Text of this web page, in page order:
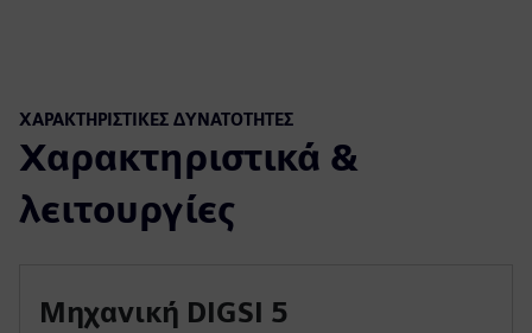
ΧΑΡΑΚΤΗΡΙΣΤΙΚΈΣ ΔΥΝΑΤΌΤΗΤΕΣ
Χαρακτηριστικά &
λειτουργίες
Μηχανική DIGSI 5